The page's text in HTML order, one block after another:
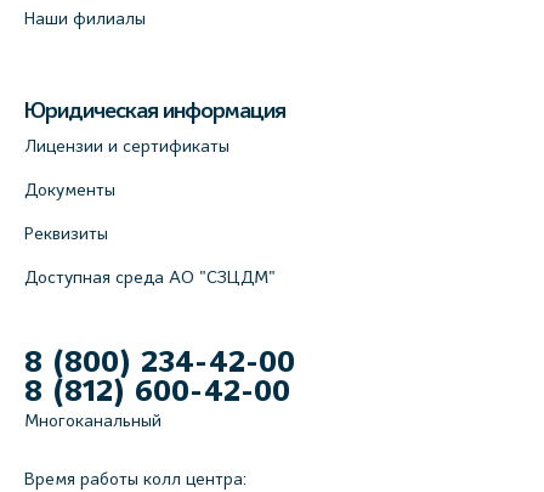
Наши филиалы
Юридическая информация
Лицензии и сертификаты
Документы
Реквизиты
Доступная среда АО "СЗЦДМ"
8 (800) 234-42-00
8 (812) 600-42-00
Многоканальный
Время работы колл центра: